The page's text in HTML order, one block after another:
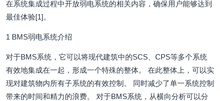
在系统集成过程中开放弱电系统的相关内容，确保用户能够达到
最佳体验[1]。
1 BMS弱电系统介绍
对于BMS系统，它可以将现代建筑中的SCS、CPS等多个系统
有效地集成在一起，形成一个特殊的整体。 在此整体上，可以实
现对建筑物内所有子系统的有效控制。 同时减少了单一系统控制
带来的时间和精力的浪费。 对于BMS系统，从横向分析可以分